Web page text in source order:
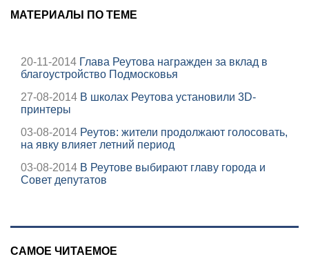
МАТЕРИАЛЫ ПО ТЕМЕ
20-11-2014 Глава Реутова награжден за вклад в
благоустройство Подмосковья
27-08-2014 В школах Реутова установили 3D-
принтеры
03-08-2014 Реутов: жители продолжают голосовать,
на явку влияет летний период
03-08-2014 В Реутове выбирают главу города и
Совет депутатов
САМОЕ ЧИТАЕМОЕ